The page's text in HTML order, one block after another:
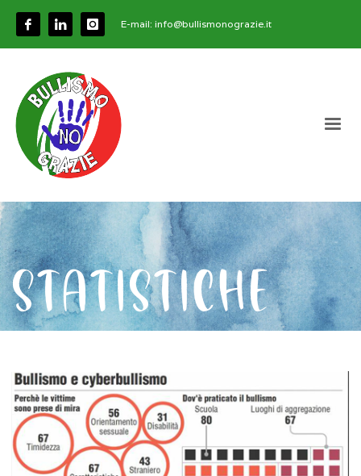
E-mail: info@bullismonograzie.it
STATISTICHE